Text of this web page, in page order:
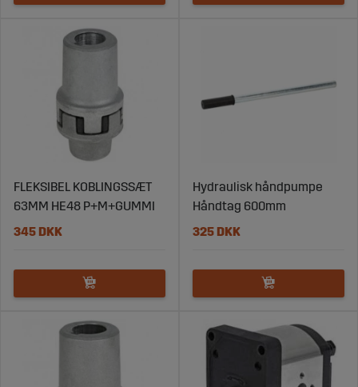
FLEKSIBEL KOBLINGSSÆT
63MM HE48 P+M+GUMMI
345 DKK
Hydraulisk håndpumpe
Håndtag 600mm
325 DKK